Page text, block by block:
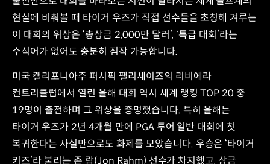
현실에 비춰볼 때 타이거 우즈가 직접 선수들을 초청해 겨루는
이 대회의 위상은 ‘총상금 2,000만 달러’, ‘특급 대회’라는
수식어가 없어도 충분히 짐작 가능합니다.
미국 캘리포니아주 퍼시픽 팰리세이즈의 리비에라
컨트리클럽에서 열린 올해 대회 역시 세계 랭킹 TOP 20 중
19명이 출전하며 그 위상을 증명했습니다. 특히 올해는
타이거 우즈가 2년 4개월 만에 PGA 투어 일반 대회에 첫
복귀한다는 사실만으로도 화제를 모았습니다. 우승은 ‘타이거
키즈’라 불리는 존 람(Jon Rahm) 선수가 차지했고, 상금